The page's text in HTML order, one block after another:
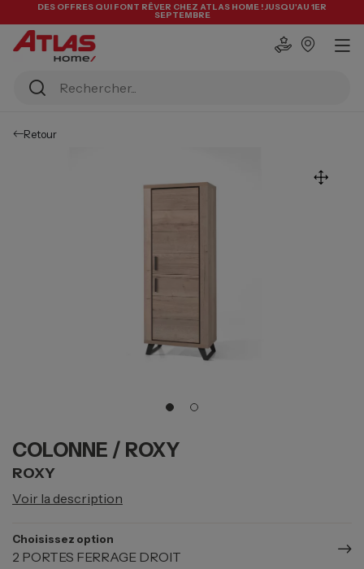
DES OFFRES QUI FONT RÊVER CHEZ ATLAS HOME ! JUSQU'AU 1ER
SEPTEMBRE
Retour
COLONNE / ROXY
ROXY
Voir la description
Choisissez option
2 PORTES FERRAGE DROIT